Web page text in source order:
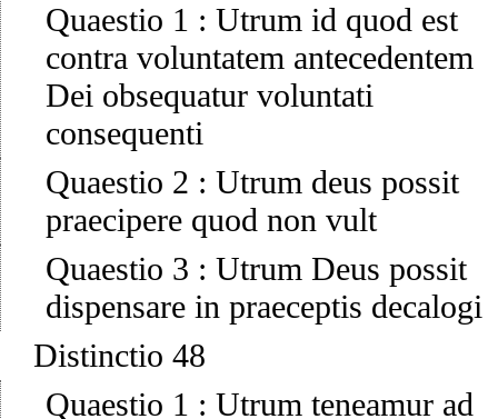
Quaestio 1 : Utrum id quod est
contra voluntatem antecedentem
Dei obsequatur voluntati
consequenti
Quaestio 2 : Utrum deus possit
praecipere quod non vult
Quaestio 3 : Utrum Deus possit
dispensare in praeceptis decalogi
Distinctio 48
Quaestio 1 : Utrum teneamur ad